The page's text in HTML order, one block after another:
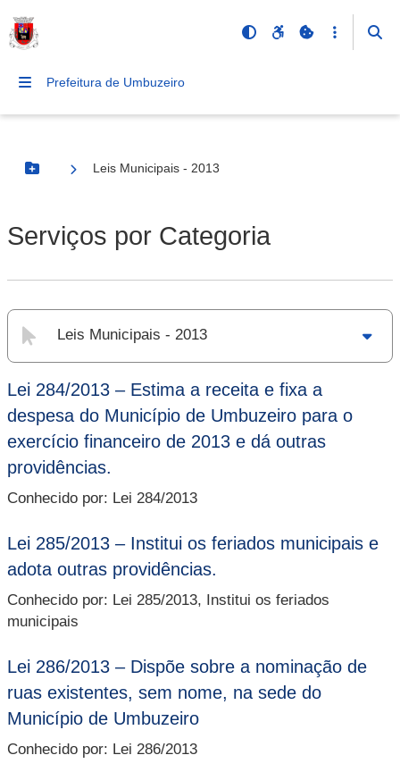
Prefeitura de Umbuzeiro
Botão Menu
Leis Municipais - 2013
Serviços por Categoria
Leis Municipais - 2013
Lei 284/2013 – Estima a receita e fixa a
despesa do Município de Umbuzeiro para o
exercício financeiro de 2013 e dá outras
providências.
Conhecido por: Lei 284/2013
Lei 285/2013 – Institui os feriados municipais e
adota outras providências.
Conhecido por: Lei 285/2013, Institui os feriados
municipais
Lei 286/2013 – Dispõe sobre a nominação de
ruas existentes, sem nome, na sede do
Município de Umbuzeiro
Conhecido por: Lei 286/2013